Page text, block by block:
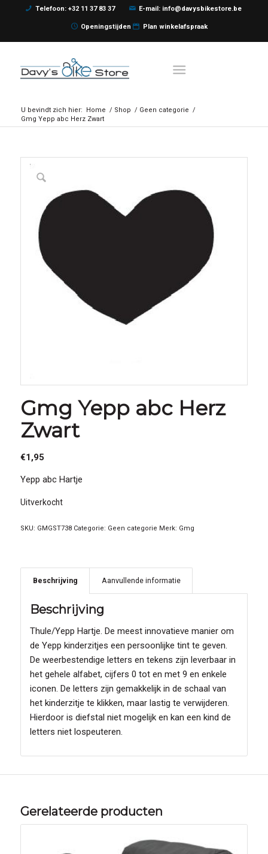
Telefoon: +32 11 37 83 37 E-mail: info@davysbikestore.be
Openingstijden Plan winkelafspraak
U bevindt zich hier: Home / Shop / Geen categorie /
Gmg Yepp abc Herz Zwart
Gmg Yepp abc Herz
Zwart
€1,95
Yepp abc Hartje
Uitverkocht
SKU: GMGST738 Categorie: Geen categorie Merk: Gmg
Beschrijving Aanvullende informatie
Beschrijving
Thule/Yepp Hartje. De meest innovatieve manier om
de Yepp kinderzitjes een persoonlijke tint te geven.
De weerbestendige letters en tekens zijn leverbaar in
het gehele alfabet, cijfers 0 tot en met 9 en enkele
iconen. De letters zijn gemakkelijk in de schaal van
het kinderzitje te klikken, maar lastig te verwijderen.
Hierdoor is diefstal niet mogelijk en kan een kind de
letters niet lospeuteren.
Gerelateerde producten